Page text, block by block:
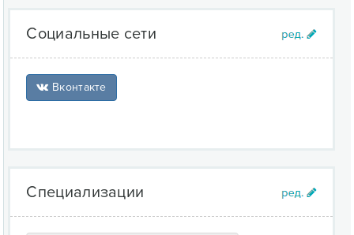
Социальные сети
Вконтакте
Специализации